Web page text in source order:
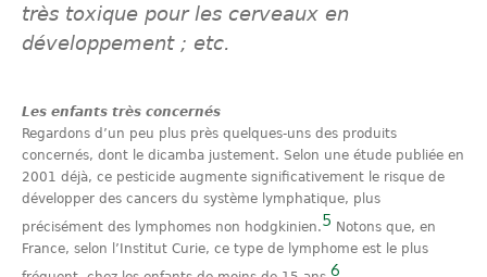
très toxique pour les cerveaux en
développement ; etc.
Les enfants très concernés
Regardons d’un peu plus près quelques-uns des produits
concernés, dont le dicamba justement. Selon une étude publiée en
2001 déjà, ce pesticide augmente significativement le risque de
développer des cancers du système lymphatique, plus
précisément des lymphomes non hodgkinien.5 Notons que, en
France, selon l’Institut Curie, ce type de lymphome est le plus
6